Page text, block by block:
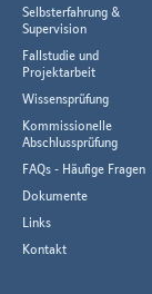
Selbsterfahrung &
Supervision
Fallstudie und
Projektarbeit
Wissensprüfung
Kommissionelle
Abschlussprüfung
FAQs - Häufige Fragen
Dokumente
Links
Kontakt